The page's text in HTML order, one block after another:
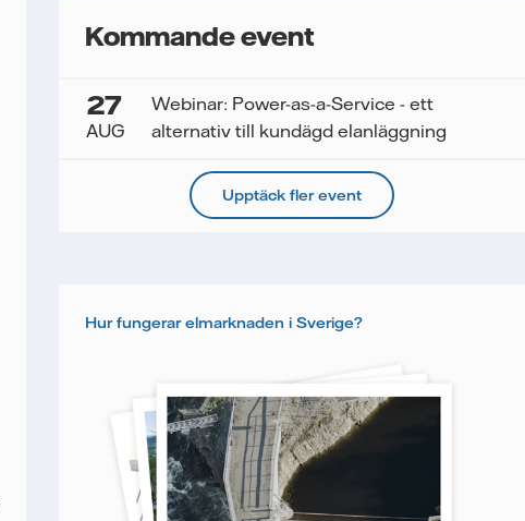
Kommande event
27
AUG
Webinar: Power-as-a-Service - ett
alternativ till kundägd elanläggning
Upptäck fler event
Hur fungerar elmarknaden i Sverige?